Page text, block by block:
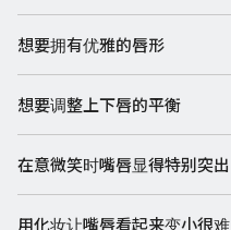
想要拥有优雅的唇形
想要调整上下唇的平衡
在意微笑时嘴唇显得特别突出
用化妆让嘴唇看起来变小很难